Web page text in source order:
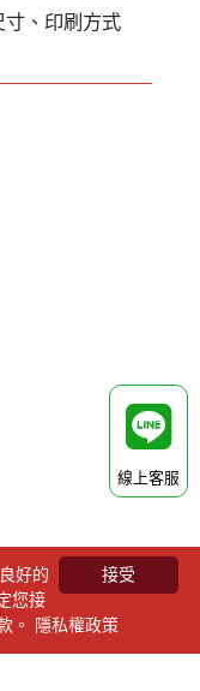
寸、印刷方式
線上客服
接受
好的
您接
。
隱私權政策